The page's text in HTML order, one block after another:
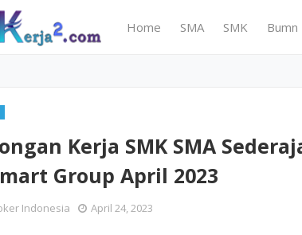
Home SMA SMK Bumn
Kerja SMK SMA
Group April 2023
Indonesia April 24, 2023